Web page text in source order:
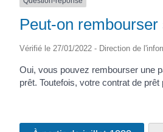
Peut-on
Vérifié le 27/01/2022 - Direction de
Oui, vous pouvez rembourser une
prêt. Toutefois, votre contrat de